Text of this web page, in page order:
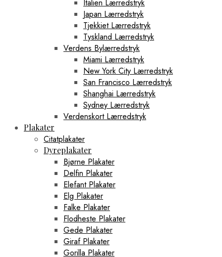
Italien Lærredstryk
Japan Lærredstryk
Tjekkiet Lærredstryk
Tyskland Lærredstryk
Verdens Bylærredstryk
Miami Lærredstryk
New York City Lærredstryk
San Francisco Lærredstryk
Shanghai Lærredstryk
Sydney Lærredstryk
Verdenskort Lærredstryk
Plakater
Citatplakater
Dyreplakater
Bjørne Plakater
Delfin Plakater
Elefant Plakater
Elg Plakater
Falke Plakater
Flodheste Plakater
Gede Plakater
Giraf Plakater
Gorilla Plakater